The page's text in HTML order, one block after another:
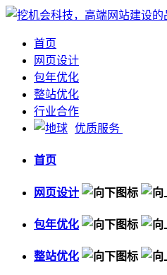
首页
网页设计
包年优化
整站优化
行业合作
优质服务
首页
网页设计
包年优化
整站优化